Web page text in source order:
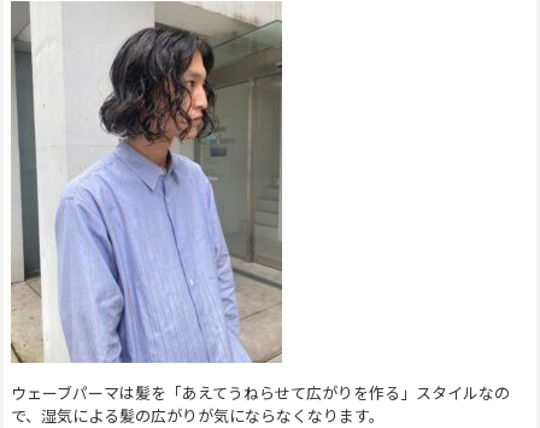
ウェーブパーマは髪を「あえてうねらせて広がりを作る」スタイルなの
で、湿気による髪の広がりが気にならなくなります。